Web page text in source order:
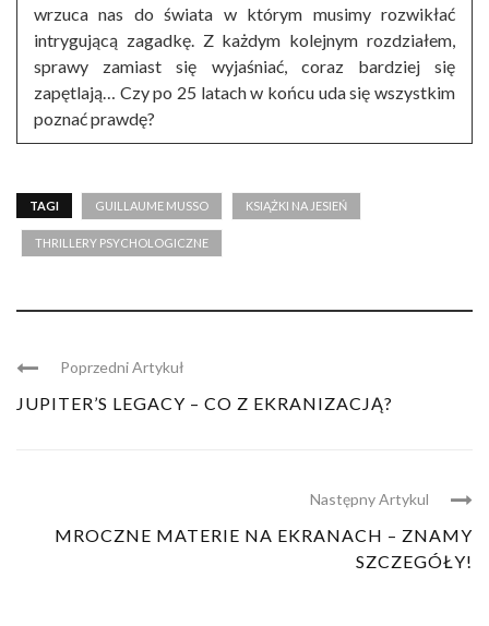
wrzuca nas do świata w którym musimy rozwikłać
intrygującą zagadkę. Z każdym kolejnym rozdziałem,
sprawy zamiast się wyjaśniać, coraz bardziej się
zapętlają… Czy po 25 latach w końcu uda się wszystkim
poznać prawdę?
TAGI GUILLAUME MUSSO KSIĄŻKI NA JESIEŃ
THRILLERY PSYCHOLOGICZNE
Poprzedni Artykuł
JUPITER’S LEGACY – CO Z EKRANIZACJĄ?
Następny Artykul
MROCZNE MATERIE NA EKRANACH – ZNAMY
SZCZEGÓŁY!